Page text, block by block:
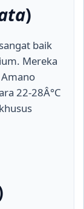
)
baik
Mereka
22-28Â°C